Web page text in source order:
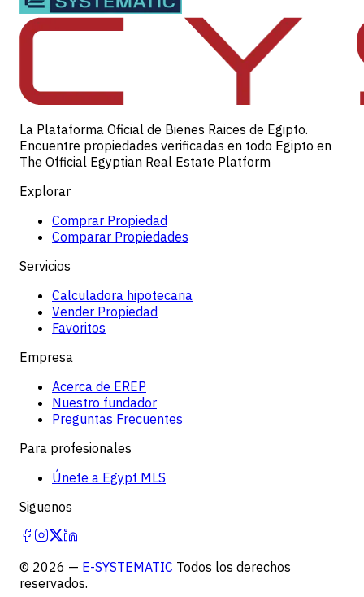
La Plataforma Oficial de Bienes Raices de Egipto.
Encuentre propiedades verificadas en todo Egipto en
The Official Egyptian Real Estate Platform
Explorar
Comprar Propiedad
Comparar Propiedades
Servicios
Calculadora hipotecaria
Vender Propiedad
Favoritos
Empresa
Acerca de EREP
Nuestro fundador
Preguntas Frecuentes
Para profesionales
Únete a Egypt MLS
Siguenos
© 2026 — E-SYSTEMATIC Todos los derechos
reservados.